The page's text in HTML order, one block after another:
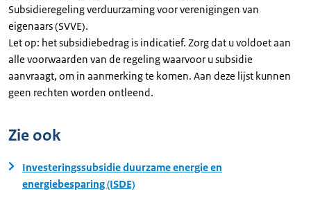
Subsidieregeling verduurzaming voor verenigingen van
eigenaars (SVVE).
Let op: het subsidiebedrag is indicatief. Zorg dat u voldoet aan
alle voorwaarden van de regeling waarvoor u subsidie
aanvraagt, om in aanmerking te komen. Aan deze lijst kunnen
geen rechten worden ontleend.
Zie ook
Investeringssubsidie duurzame energie en
energiebesparing (ISDE)